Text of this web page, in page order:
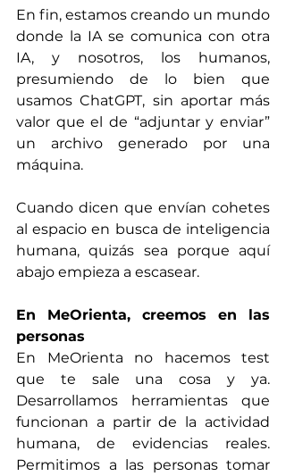
En fin, estamos creando un mundo
donde la IA se comunica con otra
IA, y nosotros, los humanos,
presumiendo de lo bien que
usamos ChatGPT, sin aportar más
valor que el de “adjuntar y enviar”
un archivo generado por una
máquina.
Cuando dicen que envían cohetes
al espacio en busca de inteligencia
humana, quizás sea porque aquí
abajo empieza a escasear.
En MeOrienta, creemos en las
personas
En MeOrienta no hacemos test
que te sale una cosa y ya.
Desarrollamos herramientas que
funcionan a partir de la actividad
humana, de evidencias reales.
Permitimos a las personas tomar